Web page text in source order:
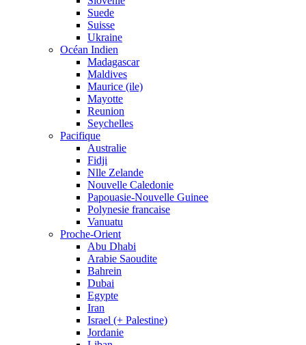
Suede
Suisse
Ukraine
Océan Indien
Madagascar
Maldives
Maurice (ile)
Mayotte
Reunion
Seychelles
Pacifique
Australie
Fidji
Nlle Zelande
Nouvelle Caledonie
Papouasie-Nouvelle Guinee
Polynesie francaise
Vanuatu
Proche-Orient
Abu Dhabi
Arabie Saoudite
Bahrein
Dubai
Egypte
Iran
Israel (+ Palestine)
Jordanie